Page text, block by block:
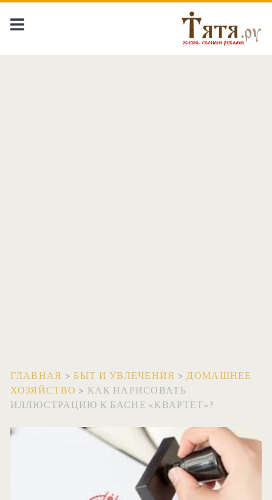
ГЛАВНАЯ >БЫТ И УВЛЕЧЕНИЯ >ДОМАШНЕЕ
ХОЗЯЙСТВО > КАК НАРИСОВАТЬ
ИЛЛЮСТРАЦИЮ К БАСНЕ «КВАРТЕТ»?